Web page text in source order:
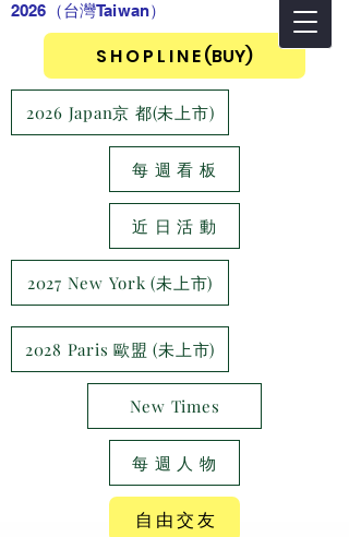
2026（台灣Taiwan）
S H O P L I N E (BUY)
2026 Japan京 都(未上市)
每 週 看 板
近 日 活 動
2027 New York (未上市)
2028 Paris 歐盟 (未上市)
New Times
每 週 人 物
自 由 交 友